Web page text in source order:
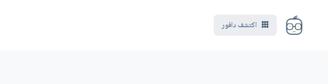
اكتشف دافور